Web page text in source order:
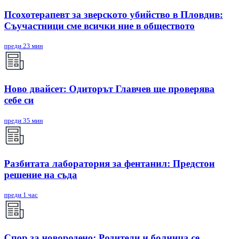
Псохотерапевт за зверското убийство в Пловдив:
Съучастници сме всички ние в обществото
преди 23 мин
Ново двайсет: Одиторът Главчев ще проверява
себе си
преди 35 мин
Разбитата лаборатория за фентанил: Предстои
решение на съда
преди 1 час